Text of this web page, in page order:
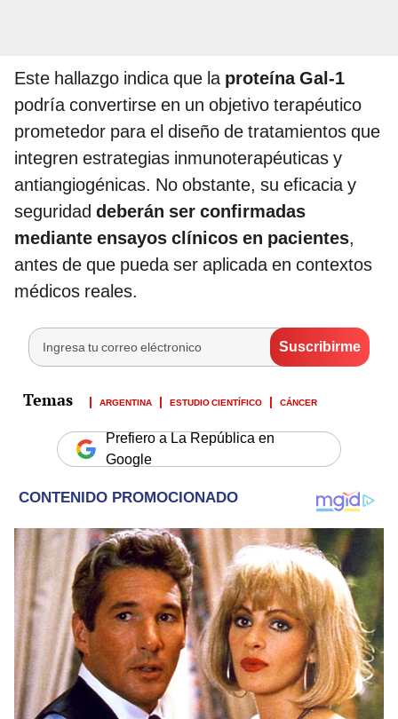
Este hallazgo indica que laproteína Gal‑1
podría convertirse en un objetivo terapéutico
prometedor para el diseño de tratamientos que
integren estrategias inmunoterapéuticas y
antiangiogénicas. No obstante, su eficacia y
seguridad deberán ser confirmadas
mediante ensayos clínicos en pacientes,
antes de que pueda ser aplicada en contextos
médicos reales.
ARGENTINA ESTUDIO CIENTÍFICO CÁNCER
Prefiero a La República en
Google